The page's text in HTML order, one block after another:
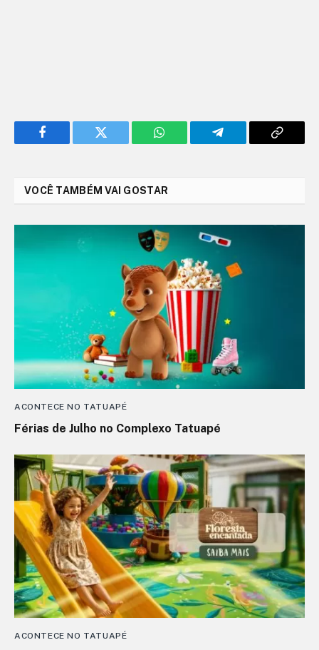
Facebook Twitter WhatsApp Telegram
Copy
VOCÊ TAMBÉM VAI GOSTAR
ACONTECE NO TATUAPÉ
Férias de Julho no Complexo Tatuapé
ACONTECE NO TATUAPÉ